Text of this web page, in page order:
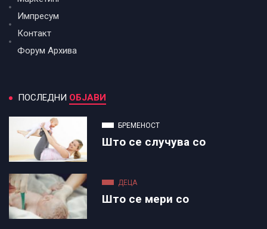
Импресум
Контакт
Форум Архива
ПОСЛЕДНИ ОБЈАВИ
БРЕМЕНОСТ
Што се случува со
ДЕЦА
Што се мери со